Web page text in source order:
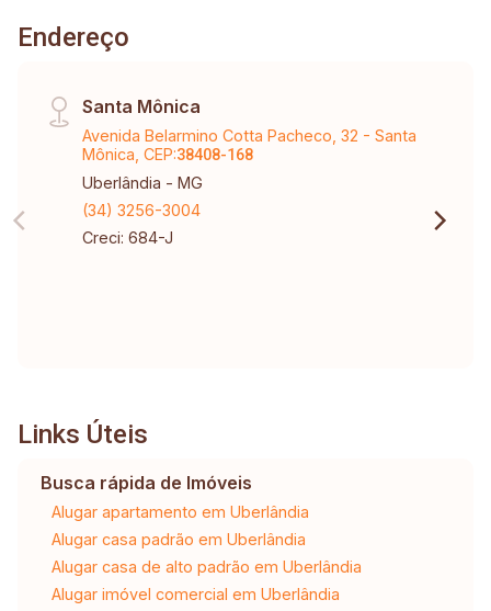
Endereço
Santa Mônica
Avenida Belarmino Cotta Pacheco, 32 - Santa
Mônica, CEP:38408-168
Uberlândia - MG
(34) 3256-3004
Creci: 684-J
Links Úteis
Busca rápida de Imóveis
Alugar apartamento em Uberlândia
Alugar casa padrão em Uberlândia
Alugar casa de alto padrão em Uberlândia
Alugar imóvel comercial em Uberlândia